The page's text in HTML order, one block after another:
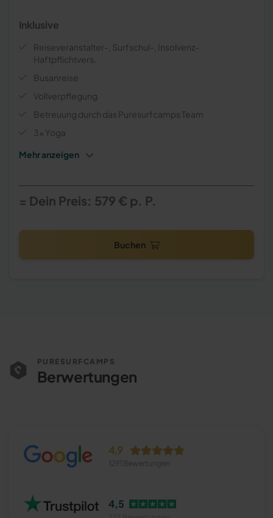
Inklusive
Reiseveranstalter-, Surfschul-, Insolvenz-
Haftpflichtvers.
Busanreise
Vollverpflegung
Betreuung durch das Puresurfcamps Team
3x Yoga
Große Poollandschaft auf dem Campingplatz
= Dein Preis: 579 € p. P.
Buchen
PURESURFCAMPS
Berwertungen
4,9
4,5